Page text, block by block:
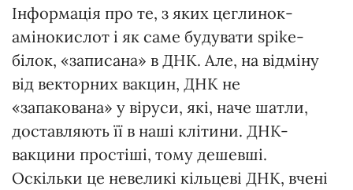
Інформація про те, з яких цеглинок-
амінокислот і як саме будувати spike-
білок, «записана» в ДНК. Але, на відміну
від векторних вакцин, ДНК не
«запакована» у віруси, які, наче шатли,
доставляють її в наші клітини. ДНК-
вакцини простіші, тому дешевші.
Оскільки це невеликі кільцеві ДНК, вчені